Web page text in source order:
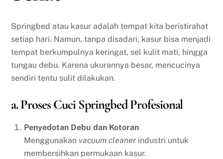
Springbed atau kasur adalah tempat kita beristirahat
setiap hari. Namun, tanpa disadari, kasur bisa menjadi
tempat berkumpulnya keringat, sel kulit mati, hingga
tungau debu. Karena ukurannya besar, mencucinya
sendiri tentu sulit dilakukan.
a. Proses Cuci Springbed Profesional
Penyedotan Debu dan Kotoran
Menggunakan vacuum cleaner industri untuk
membersihkan permukaan kasur.